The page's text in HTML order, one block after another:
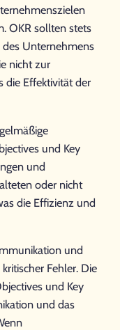
OKR sollten stets
des Unternehmens
nicht zur
die Effektivität der
und Key
und
oder nicht
die Effizienz und
und
kritischer Fehler. Die
und Key
und das